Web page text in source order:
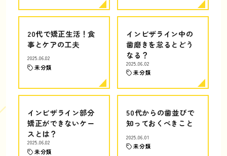
20代で矯正生活！食
事とケアの工夫
2025.06.02
未分類
インビザライン中の
歯磨きを怠るとどう
なる？
2025.06.02
未分類
インビザライン部分
矯正ができないケー
スとは？
2025.06.02
未分類
50代からの歯並びで
知っておくべきこと
2025.06.01
未分類